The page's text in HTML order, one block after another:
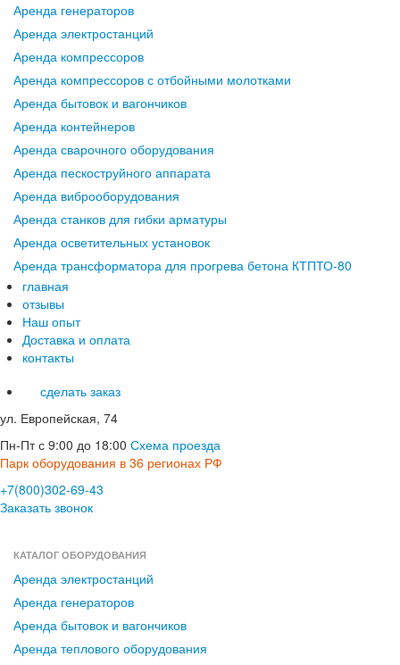
Аренда генераторов
Аренда электростанций
Аренда компрессоров
Аренда компрессоров с отбойными молотками
Аренда бытовок и вагончиков
Аренда контейнеров
Аренда сварочного оборудования
Аренда пескоструйного аппарата
Аренда виброоборудования
Аренда станков для гибки арматуры
Аренда осветительных установок
Аренда трансформатора для прогрева бетона КТПТО-80
главная
отзывы
Наш опыт
Доставка и оплата
контакты
сделать заказ
ул. Европейская, 74
Пн-Пт с 9:00 до 18:00 Схема проезда
Парк оборудования в 36 регионах РФ
+7(800)302-69-43
Заказать звонок
КАТАЛОГ ОБОРУДОВАНИЯ
Аренда электростанций
Аренда генераторов
Аренда бытовок и вагончиков
Аренда теплового оборудования